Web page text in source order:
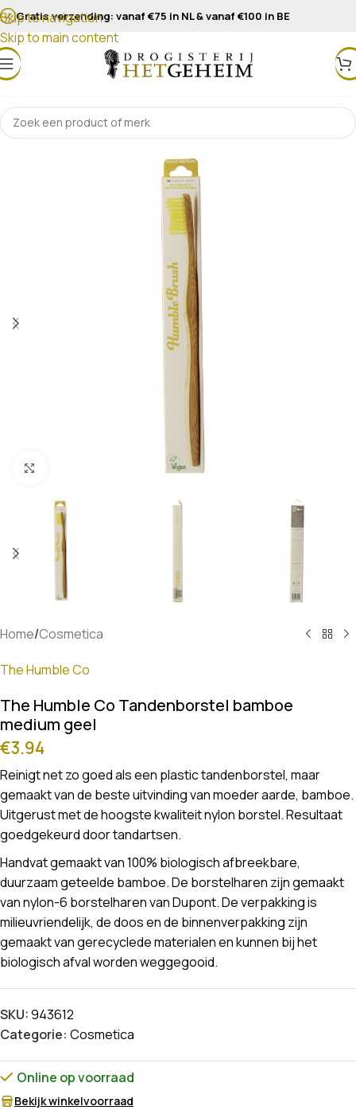
Skip to navigation
Skip to main content
Gratis verzending: vanaf €75 in NL & vanaf €100 in BE
Home/Cosmetica
The Humble Co
The Humble Co Tandenborstel bamboe
medium geel
€3.94
Reinigt net zo goed als een plastic tandenborstel, maar
gemaakt van de beste uitvinding van moeder aarde, bamboe.
Uitgerust met de hoogste kwaliteit nylon borstel. Resultaat
goedgekeurd door tandartsen.
Handvat gemaakt van 100% biologisch afbreekbare,
duurzaam geteelde bamboe. De borstelharen zijn gemaakt
van nylon-6 borstelharen van Dupont. De verpakking is
milieuvriendelijk, de doos en de binnenverpakking zijn
gemaakt van gerecyclede materialen en kunnen bij het
biologisch afval worden weggegooid.
SKU:943612
Categorie: Cosmetica
Online op voorraad
Bekijk winkelvoorraad